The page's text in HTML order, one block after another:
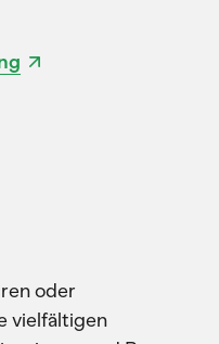
oder
vielfältigen